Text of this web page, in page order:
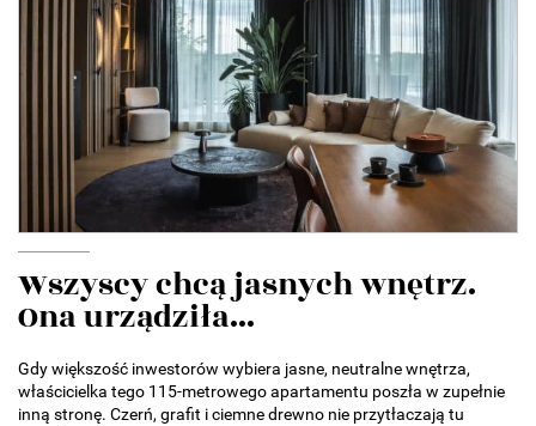
Wszyscy chcą jasnych wnętrz.
Ona urządziła...
Gdy większość inwestorów wybiera jasne, neutralne wnętrza,
właścicielka tego 115-metrowego apartamentu poszła w zupełnie
inną stronę. Czerń, grafit i ciemne drewno nie przytłaczają tu